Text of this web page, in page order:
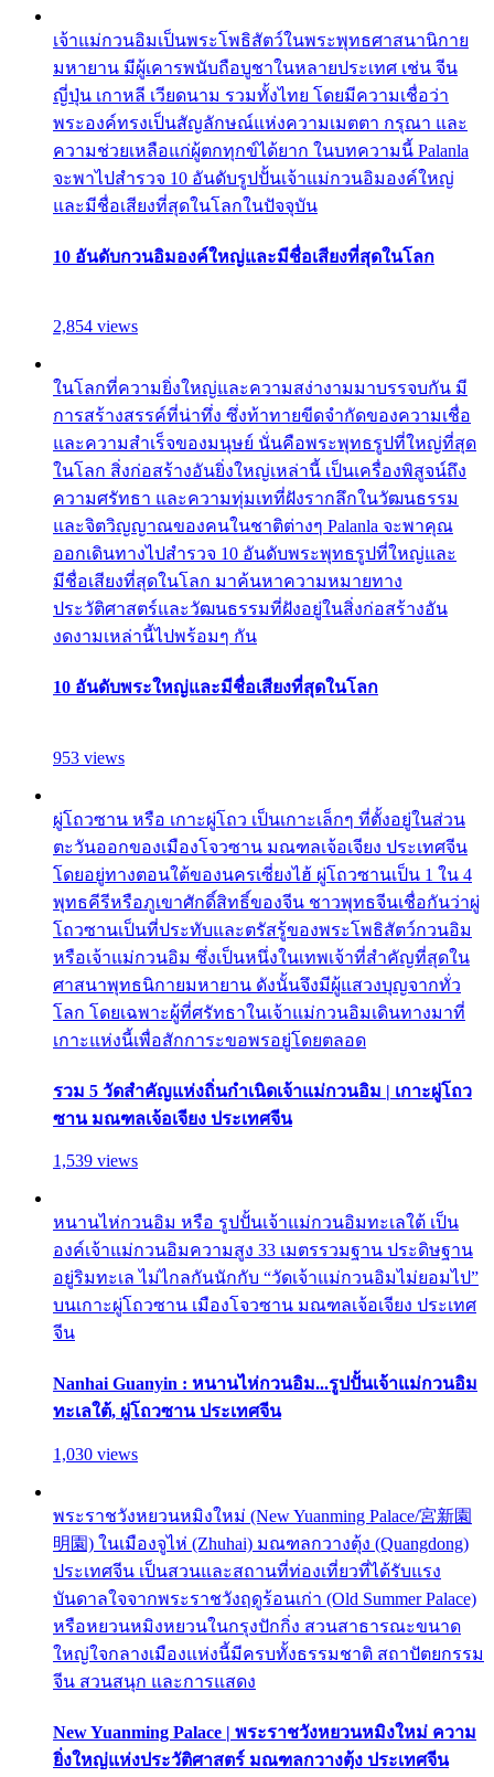
เจ้าแม่กวนอิมเป็นพระโพธิสัตว์ในพระพุทธศาสนานิกาย
มหายาน มีผู้เคารพนับถือบูชาในหลายประเทศ เช่น จีน
ญี่ปุ่น เกาหลี เวียดนาม รวมทั้งไทย โดยมีความเชื่อว่า
พระองค์ทรงเป็นสัญลักษณ์แห่งความเมตตา กรุณา และ
ความช่วยเหลือแก่ผู้ตกทุกข์ได้ยาก ในบทความนี้ Palanla
จะพาไปสำรวจ 10 อันดับรูปปั้นเจ้าแม่กวนอิมองค์ใหญ่
และมีชื่อเสียงที่สุดในโลกในปัจจุบัน
10 อันดับกวนอิมองค์ใหญ่และมีชื่อเสียงที่สุดในโลก
2,854 views
ในโลกที่ความยิ่งใหญ่และความสง่างามมาบรรจบกัน มี
การสร้างสรรค์ที่น่าทึ่ง ซึ่งท้าทายขีดจำกัดของความเชื่อ
และความสำเร็จของมนุษย์ นั่นคือพระพุทธรูปที่ใหญ่ที่สุด
ในโลก สิ่งก่อสร้างอันยิ่งใหญ่เหล่านี้ เป็นเครื่องพิสูจน์ถึง
ความศรัทธา และความทุ่มเทที่ฝังรากลึกในวัฒนธรรม
และจิตวิญญาณของคนในชาติต่างๆ Palanla จะพาคุณ
ออกเดินทางไปสำรวจ 10 อันดับพระพุทธรูปที่ใหญ่และ
มีชื่อเสียงที่สุดในโลก มาค้นหาความหมายทาง
ประวัติศาสตร์และวัฒนธรรมที่ฝังอยู่ในสิ่งก่อสร้างอัน
งดงามเหล่านี้ไปพร้อมๆ กัน
10 อันดับพระใหญ่และมีชื่อเสียงที่สุดในโลก
953 views
ผู่โถวซาน หรือ เกาะผู่โถว เป็นเกาะเล็กๆ ที่ตั้งอยู่ในส่วน
ตะวันออกของเมืองโจวซาน มณฑลเจ้อเจียง ประเทศจีน
โดยอยู่ทางตอนใต้ของนครเซี่ยงไฮ้ ผู่โถวซานเป็น 1 ใน 4
พุทธคีรีหรือภูเขาศักดิ์สิทธิ์ของจีน ชาวพุทธจีนเชื่อกันว่าผู่
โถวซานเป็นที่ประทับและตรัสรู้ของพระโพธิสัตว์กวนอิม
หรือเจ้าแม่กวนอิม ซึ่งเป็นหนึ่งในเทพเจ้าที่สำคัญที่สุดใน
ศาสนาพุทธนิกายมหายาน ดังนั้นจึงมีผู้แสวงบุญจากทั่ว
โลก โดยเฉพาะผู้ที่ศรัทธาในเจ้าแม่กวนอิมเดินทางมาที่
เกาะแห่งนี้เพื่อสักการะขอพรอยู่โดยตลอด
รวม 5 วัดสำคัญแห่งถิ่นกำเนิดเจ้าแม่กวนอิม | เกาะผู่โถว
ซาน มณฑลเจ้อเจียง ประเทศจีน
1,539 views
หนานไห่กวนอิม หรือ รูปปั้นเจ้าแม่กวนอิมทะเลใต้ เป็น
องค์เจ้าแม่กวนอิมความสูง 33 เมตรรวมฐาน ประดิษฐาน
อยู่ริมทะเล ไม่ไกลกันนักกับ “วัดเจ้าแม่กวนอิมไม่ยอมไป”
บนเกาะผู่โถวซาน เมืองโจวซาน มณฑลเจ้อเจียง ประเทศ
จีน
Nanhai Guanyin : หนานไห่กวนอิม...รูปปั้นเจ้าแม่กวนอิม
ทะเลใต้, ผู่โถวซาน ประเทศจีน
1,030 views
พระราชวังหยวนหมิงใหม่ (New Yuanming Palace/宮新園
明園) ในเมืองจูไห่ (Zhuhai) มณฑลกวางตุ้ง (Quangdong)
ประเทศจีน เป็นสวนและสถานที่ท่องเที่ยวที่ได้รับแรง
บันดาลใจจากพระราชวังฤดูร้อนเก่า (Old Summer Palace)
หรือหยวนหมิงหยวนในกรุงปักกิ่ง สวนสาธารณะขนาด
ใหญ่ใจกลางเมืองแห่งนี้มีครบทั้งธรรมชาติ สถาปัตยกรรม
จีน สวนสนุก และการแสดง
New Yuanming Palace | พระราชวังหยวนหมิงใหม่ ความ
ยิ่งใหญ่แห่งประวัติศาสตร์ มณฑลกวางตุ้ง ประเทศจีน